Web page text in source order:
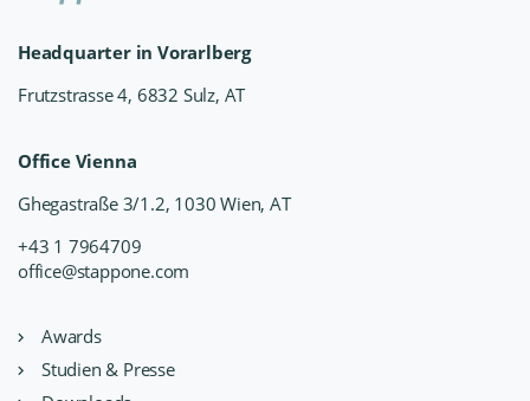
Headquarter in Vorarlberg
Frutzstrasse 4, 6832 Sulz, AT
Office Vienna
Ghegastraße 3/1.2, 1030 Wien, AT
+43 1 7964709
office@stappone.com
Awards
Studien & Presse